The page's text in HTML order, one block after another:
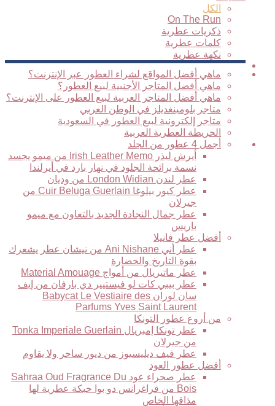
الكل
On The Run
ذكريات عطرية
كلمات عطرية
نكهة عطرية
فيديوهات
متاجر
ماهي أفضل المواقع لشراء العطور عبر الإنترنت؟
ماهي أفضل المتاجر الأجنبية لبيع العطور؟
ماهي أفضل المتاجر العربية لبيع العطور على الإنترنت؟
متاجر بلومينغديلز في الوطن العربي
متاجر إلكترونية لبيع العطور في السعودية
الخريطة العطرية العربية
نوتات
أجمل 4 عطور من الجلد
أيرش ليذر Irish Leather Memo من ميمو يجسد
نسمة برائحة الجلود في نهار بارد في أيرلندا
عطر لندن London Widian من وديان
عطر كيور بيلوغا Cuir Beluga Guerlain من
جيرلان
عطر جمال النجادة الجديد بالتعاون مع ميمو
باريس
أفضل عطر فانيلا
عطر أني Ani Nishane من نيشان عطر يشعرك
بقوة التاريخ والحضارة
عطر ماتيريال من أمواج Material Amouage
عطر بيبي كات لو فيستيير دي بارفان من إيف
سان لوران Babycat Le Vestiaire des
Parfums Yves Saint Laurent
من أروع عطور التونكا
عطر تونكا إمبريال Tonka Imperiale Guerlain
من جيرلان
عطر فيف ديليسيوز من ديور ساحر ولا يقاوم
أفضل عطور العود
عطر صحراء عود Sahraa Oud Fragrance Du
Bois من فراغرانس دو بوا حبكة عطرية لها
مذاقها الخاص